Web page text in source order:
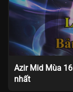
Azir Mid Mùa
nhất